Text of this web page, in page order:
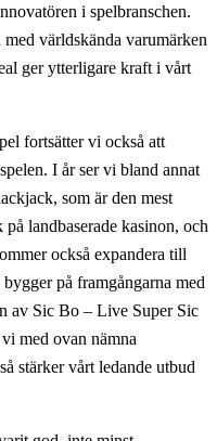
i spelbranschen.
världskända varumärken
ger ytterligare kraft i vårt
fortsätter vi också att
I år ser vi bland annat
som är den mest
landbaserade kasinon, och
också expandera till
på framgångarna med
av Sic Bo – Live Super Sic
med ovan nämna
stärker vårt ledande utbud